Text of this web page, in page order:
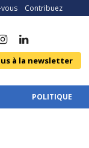
Contribuez
à la newsletter
POLITIQUE